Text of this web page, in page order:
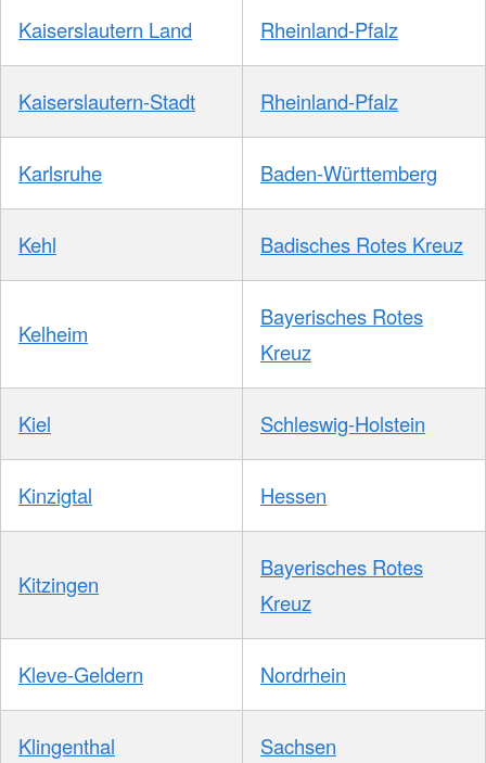
Kaiserslautern Land Rheinland-Pfalz
Kaiserslautern-Stadt Rheinland-Pfalz
Karlsruhe Baden-Württemberg
Kehl Badisches Rotes Kreuz
Kelheim
Bayerisches Rotes
Kreuz
Kiel Schleswig-Holstein
Kinzigtal Hessen
Kitzingen
Bayerisches Rotes
Kreuz
Kleve-Geldern Nordrhein
Klingenthal Sachsen